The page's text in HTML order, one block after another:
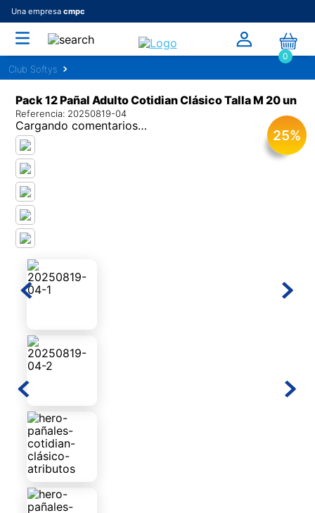
Una empresa cmpc
0
Pack 12 Pañal Adulto Cotidian Clásico Talla M 20 un
25%
Referencia: 20250819-04
Cargando comentarios…